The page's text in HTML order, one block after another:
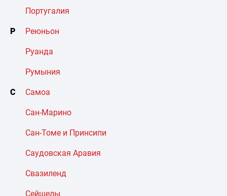
Португалия
Р Реюньон
Руанда
Румыния
С Самоа
Сан-Марино
Сан-Томе и Принсипи
Саудовская Аравия
Свазиленд
Сейшелы